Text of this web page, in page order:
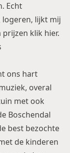
Echt
lijkt mij
prijzen klik hier.
ons hart
overal
met ook
Boschendal
best bezochte
de kinderen